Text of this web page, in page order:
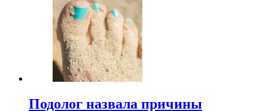
Подолог назвала причины